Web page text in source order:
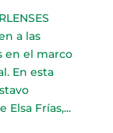
a las
en el marco
En esta
Elsa Frías,...